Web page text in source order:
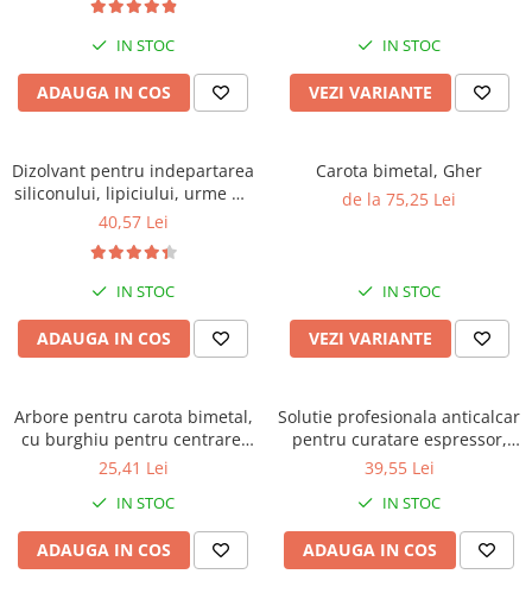
IN STOC
ADAUGA IN COS
IN STOC
VEZI VARIANTE
Dizolvant pentru indepartarea
siliconului, lipiciului, urme de
asfalt, Faren OK ONE, 200ml
40,57 Lei
IN STOC
ADAUGA IN COS
Carota bimetal, Gher
de la 75,25 Lei
IN STOC
VEZI VARIANTE
Arbore pentru carota bimetal,
cu burghiu pentru centrare,
Gher
25,41 Lei
IN STOC
ADAUGA IN COS
Solutie profesionala anticalcar
pentru curatare espressor,
Faren Break, 750ml
39,55 Lei
IN STOC
ADAUGA IN COS